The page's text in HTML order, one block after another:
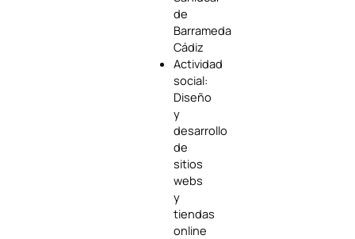
de
Barrameda
Cádiz
Actividad
social:
Diseño
y
desarrollo
de
sitios
webs
y
tiendas
online